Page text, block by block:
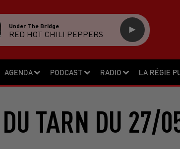
AGENDA PODCAST RADIO LA RÉGIE
Under The Bridge
RED HOT CHILI PEPPERS
TARN DU 27/